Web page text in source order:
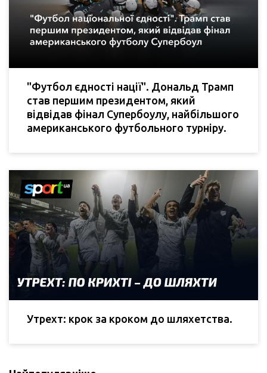
"Футбол єдності нації". Дональд Трамп
став першим президентом, який
відвідав фінал Супербоулу, найбільшого
американського футбольного турніру.
Утрехт: крок за кроком до шляхетства.